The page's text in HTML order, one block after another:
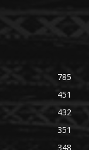
785
451
432
351
348